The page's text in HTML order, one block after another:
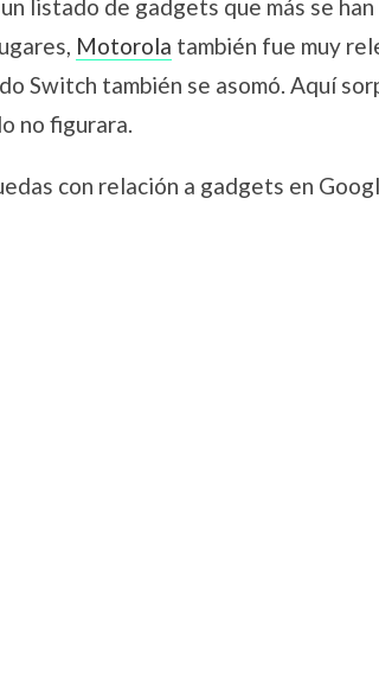
listado de gadgets que más se
Motorola también fue muy
Switch también se asomó. Aquí
no figurara.
con relación a gadgets en